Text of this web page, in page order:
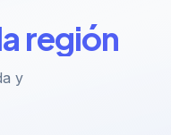
región
y